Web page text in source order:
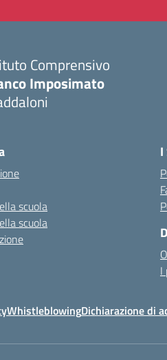
Comprensivo
Imposimato
scuola
scuola
I
I
WhistleblowingDichiarazione di